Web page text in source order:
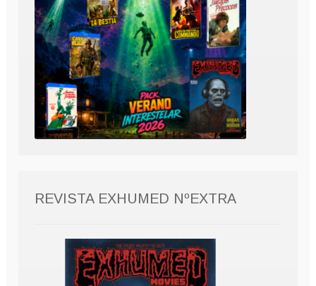
REVISTA EXHUMED NºEXTRA